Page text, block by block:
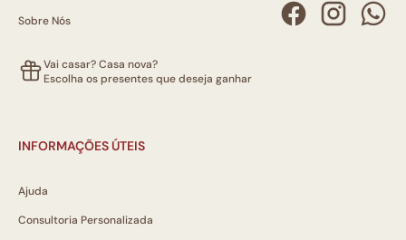
Sobre Nós
Vai casar? Casa nova?
Escolha os presentes que deseja ganhar
INFORMAÇÕES ÚTEIS
Ajuda
Consultoria Personalizada